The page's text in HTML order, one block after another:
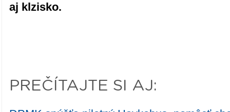
aj klzisko.
PREČÍTAJTE SI AJ: